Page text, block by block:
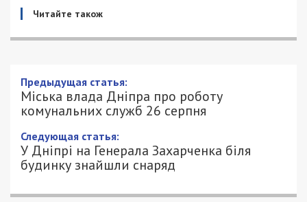
Читайте також
Міська влада Дніпра про роботу
комунальних служб 26 серпня
26/08/2023 - 6:26
ПЕТРО ЩУКІН - СПЕЦИАЛЬНО ДЛЯ
49000.COM.UA
26 серпня. Оперативна інформація на 06:00.